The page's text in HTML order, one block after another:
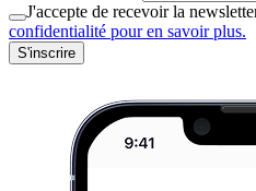
J'accepte de recevoir la
confidentialité pour en savoir plus.
S'inscrire